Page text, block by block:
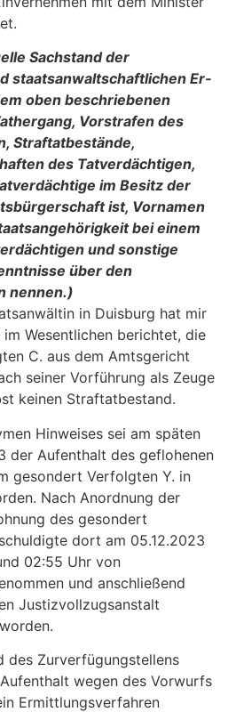
Sachstand der
staatsanwaltschaftlichen Er­
oben beschriebenen
Vorstrafen des
Straftatbestände,
des Tatverdächtigen,
im Besitz der
ist, Vor­namen
bei einem
und sonstige
über den
nennen.)
in Duisburg hat mir
im Wesentlichen berichtet, die
C. aus dem Amtsgericht
sei­ner Vorführung als Zeuge
keinen Straftatbestand.
Hinweises sei am späten
der Aufenthalt des geflohenen
gesondert Verfolgten Y. in
Nach Anordnung der
des gesondert
dort am 05.12.2023
02:55 Uhr von
und anschließend
Justizvollzugsanstalt
des Zurverfügungstellens
wegen des Vorwurfs
Ermittlungsverfahren